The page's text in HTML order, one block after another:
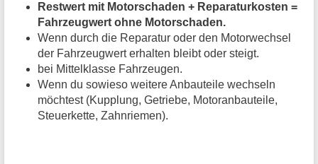
Restwert mit Motorschaden + Reparaturkosten =
Fahrzeugwert ohne Motorschaden.
Wenn durch die Reparatur oder den Motorwechsel
der Fahrzeugwert erhalten bleibt oder steigt.
bei Mittelklasse Fahrzeugen.
Wenn du sowieso weitere Anbauteile wechseln
möchtest (Kupplung, Getriebe, Motoranbauteile,
Steuerkette, Zahnriemen).